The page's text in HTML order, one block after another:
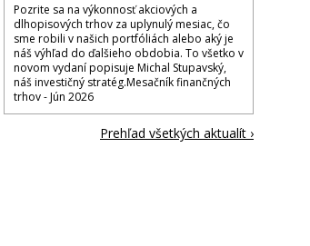
Pozrite sa na výkonnosť akciových a
dlhopisových trhov za uplynulý mesiac, čo
sme robili v našich portfóliách alebo aký je
náš výhľad do ďalšieho obdobia. To všetko v
novom vydaní popisuje Michal Stupavský,
náš investičný stratég.Mesačník finančných
trhov - Jún 2026
Prehľad všetkých aktualít ›